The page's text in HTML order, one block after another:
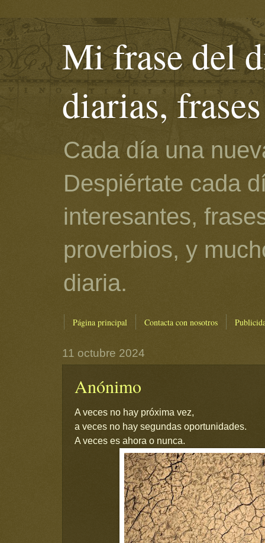
Mi frase del
diarias,
Cada día una
Despiértate cada
interesantes,
proverbios, y
diaria.
Página principal Contacta con nosotros
11 octubre 2024
Anónimo
A veces no hay próxima vez,
a veces no hay segundas oportunidades.
A veces es ahora o nunca.